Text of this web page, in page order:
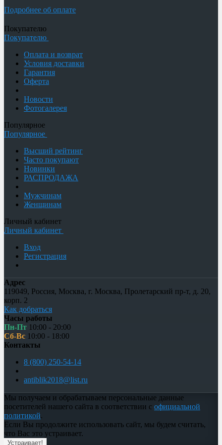
Подробнее об оплате
Покупателю
Покупателю
Оплата и возврат
Условия доставки
Гарантия
Оферта
Новости
Фотогалерея
Популярное
Популярное
Высший рейтинг
Часто покупают
Новинки
РАСПРОДАЖА
Мужчинам
Женщинам
Личный кабинет
Личный кабинет
Вход
Регистрация
Адрес
119049, Россия, Москва, г. Москва, Пролетарский пр-т, д. 20,
корп. 2
Как добраться
Часы работы
Пн-Пт 10:00 - 20:00
Сб-Вс 10:00 - 18:00
Контакты
8 (800) 250-54-14
antiblik2018@list.ru
Мы получаем и обрабатываем персональные данные
посетителей нашего сайта в соответствии с официальной
политикой.
Если Вы продолжите использовать сайт, мы будем считать,
что Вас это устраивает.
Устраивает!